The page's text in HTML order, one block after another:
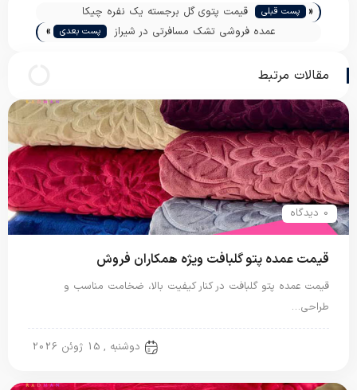
« پست قبلی
قیمت پتوی گل برجسته یک نفره چیکا
عمده فروشی تشک مسافرتی در شیراز
پست بعدی »
مقالات مرتبط
0 دیدگاه
قیمت عمده پتو گلبافت ویژه همکاران فروش
قیمت عمده پتو گلبافت در کنار کیفیت بالا، ضخامت مناسب و
طراحی…
دوشنبه , 15 ژوئن 2026